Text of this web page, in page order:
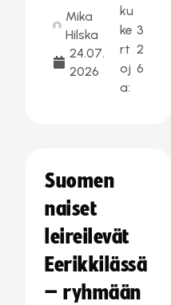
Mika
Hilska
24.07.
2026
ku
ke
rt
oj
a:
3
2
6
Suomen
naiset
leireilevät
Eerikkilässä
– ryhmään